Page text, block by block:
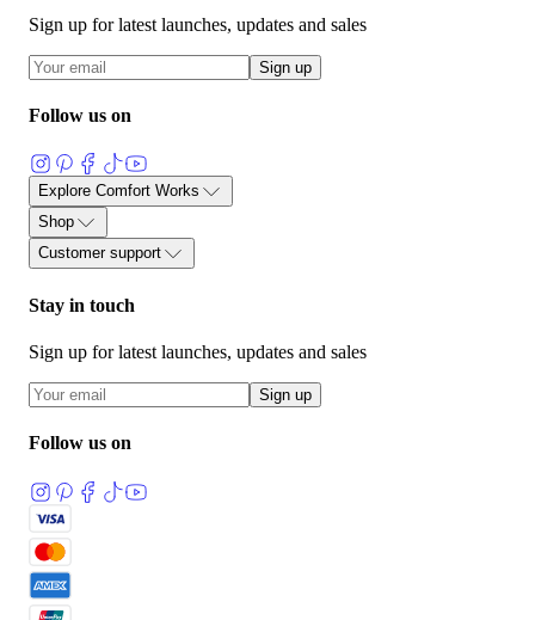
Sign up for latest launches, updates and sales
Sign up
Follow us on
Explore Comfort Works
关于部落格
沙发与布料术语表加入我们
Shop
量身定制沙发套按品牌选购
产宜家沙发套FlexiFit 通用沙发垫子套
Customer support
Stay in touch
Sign up for latest launches, updates and sales
Sign up
Follow us on